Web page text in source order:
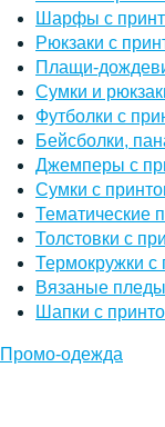
Шарфы с
Рюкзаки с
Плащи-
Сумки и
Футболки с
Бейсболки,
Джемперы с
Сумки с
Тематические
Толстовки с
Термокружки с
Вязаные
Шапки с
Промо-одежда